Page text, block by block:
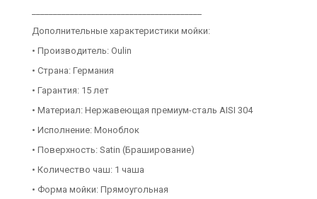
Дополнительные характеристики мойки:
• Производитель: Oulin
• Страна: Германия
• Гарантия: 15 лет
• Материал: Нержавеющая премиум-сталь AISI 304
• Исполнение: Моноблок
• Поверхность: Satin (Браширование)
• Количество чаш: 1 чаша
• Форма мойки: Прямоугольная